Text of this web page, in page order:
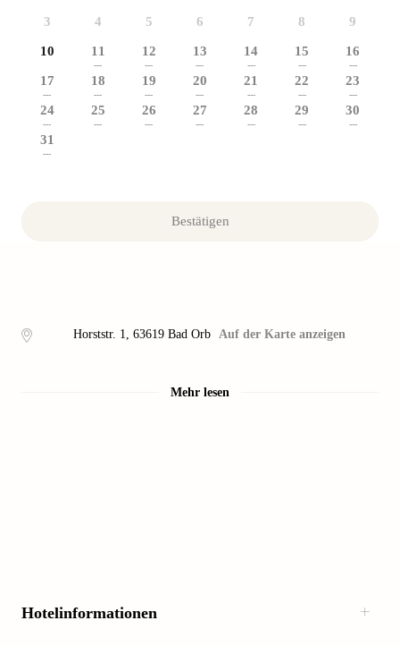
3 4 5 6 7 8 9
10 11
---
12
---
13
---
14
---
15
---
16
---
17
---
18
---
19
---
20
---
21
---
22
---
23
---
24
---
25
---
26
---
27
---
28
---
29
---
30
---
31
---
Bestätigen
Horststr. 1, 63619 Bad Orb Auf der Karte anzeigen
Mehr lesen
Hotelinformationen